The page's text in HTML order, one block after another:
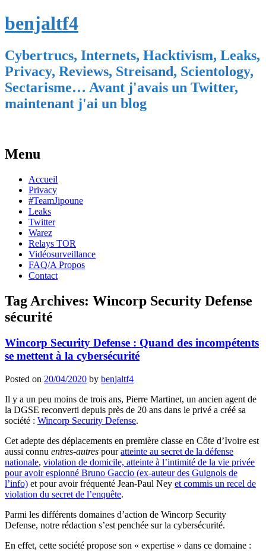
benjaltf4
Cybertrucs, Internets, Hacktivism, Leaks,
Privacy, Reviews, Streisand, Scientology,
Sectarisme… Avant j'avais un Twitter,
maintenant j'ai un blog
Menu
Skip
content
Accueil
Privacy
#TeamJipoune
Leaks
Twitter
Warez
Relays TOR
Vidéosurveillance
FAQ/A Propos
Contact
Tag Archives: Wincorp Security Defense
sécurité
Wincorp Security Defense : Quand des incompétents
se mettent à la cybersécurité
Posted on 20/04/2020 by benjaltf4
Il y a un peu moins de trois ans, Pierre Martinet, un ancien agent de
la DGSE reconverti depuis près de 20 ans dans le privé a créé sa
société : Wincorp Security Defense.
Cet adepte des déplacements en première classe en Côte d’Ivoire est
aussi connu entres-autres pouratteinte au secret de la défense
nationale, violation de domicile, atteinte à l’intimité de la vie privée
pour avoir espionné Bruno Gaccio (ex-auteur des Guignols de
l’info) et pour avoir fréquenté Jean-Paul Ney et commis un recel de
violation du secret de l’enquête.
Parmi les différents domaines d’action de Wincorp Security
Defense, notre rédaction s’est penchée sur la cybersécurité.
En effet, cette société propose son « expertise » dans ce domaine :